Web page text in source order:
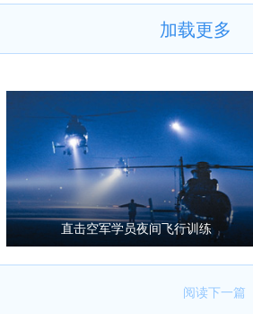
加载更多
直击空军学员夜间飞行训练